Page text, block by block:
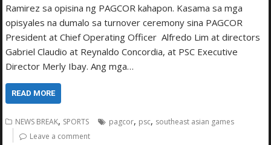
Ramirez sa opisina ng PAGCOR kahapon. Kasama sa mga
opisyales na dumalo sa turnover ceremony sina PAGCOR
President at Chief Operating Officer Alfredo Lim at directors
Gabriel Claudio at Reynaldo Concordia, at PSC Executive
Director Merly Ibay. Ang mga…
READ MORE
NEWS BREAK, SPORTS pagcor, psc, southeast asian games
Leave a comment